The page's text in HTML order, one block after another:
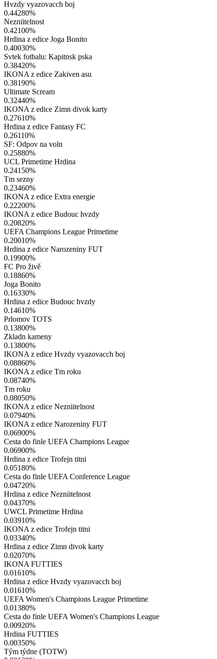
Hvzdy vyazovacch boj
0.44280%
Nezniitelnost
0.42100%
Hrdina z edice Joga Bonito
0.40030%
Svtek fotbalu: Kapitnsk pska
0.38420%
IKONA z edice Zakiven asu
0.38190%
Ultimate Scream
0.32440%
IKONA z edice Zimn divok karty
0.27610%
Hrdina z edice Fantasy FC
0.26110%
SF: Odpov na voln
0.25880%
UCL Primetime Hrdina
0.24150%
Tm sezny
0.23460%
IKONA z edice Extra energie
0.22200%
IKONA z edice Budouc hvzdy
0.20820%
UEFA Champions League Primetime
0.20010%
Hrdina z edice Narozeniny FUT
0.19900%
FC Pro živě
0.18860%
Joga Bonito
0.16330%
Hrdina z edice Budouc hvzdy
0.14610%
Prlomov TOTS
0.13800%
Zkladn kameny
0.13800%
IKONA z edice Hvzdy vyazovacch boj
0.08860%
IKONA z edice Tm roku
0.08740%
Tm roku
0.08050%
IKONA z edice Nezniitelnost
0.07940%
IKONA z edice Narozeniny FUT
0.06900%
Cesta do finle UEFA Champions League
0.06900%
Hrdina z edice Trofejn titni
0.05180%
Cesta do finle UEFA Conference League
0.04720%
Hrdina z edice Nezniitelnost
0.04370%
UWCL Primetime Hrdina
0.03910%
IKONA z edice Trofejn titni
0.03340%
Hrdina z edice Zimn divok karty
0.02070%
IKONA FUTTIES
0.01610%
Hrdina z edice Hvzdy vyazovacch boj
0.01610%
UEFA Women's Champions League Primetime
0.01380%
Cesta do finle UEFA Women's Champions League
0.00920%
Hrdina FUTTIES
0.00350%
Tým týdne (TOTW)